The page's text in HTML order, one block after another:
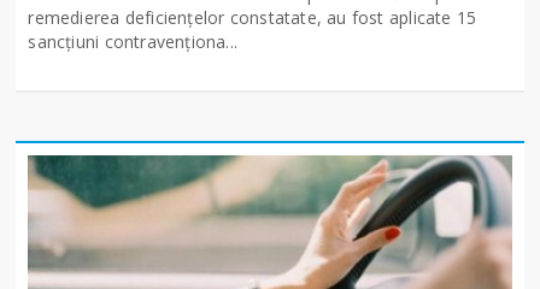
remedierea deficiențelor constatate, au fost aplicate 15
sancţiuni contravenționa...